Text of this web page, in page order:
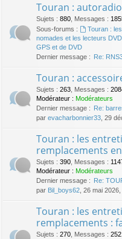
Touran :
Sujets : 880 Messages :
Sous-forums :
Touran :
nomades et les lecteurs
GPS et de DVD
Dernier message :
Re:
Touran :
Sujets : 263 Messages :
Modérateur : Modérateurs
Dernier message :
Re:
par evacharbonnier33 , 29
Touran : les
remplacements
Sujets : 390 Messages :
Modérateur : Modérateurs
Dernier message :
Re:
par Bil_boys62 , 26 mai
Touran : les
remplacements :
Sujets : 270 Messages :